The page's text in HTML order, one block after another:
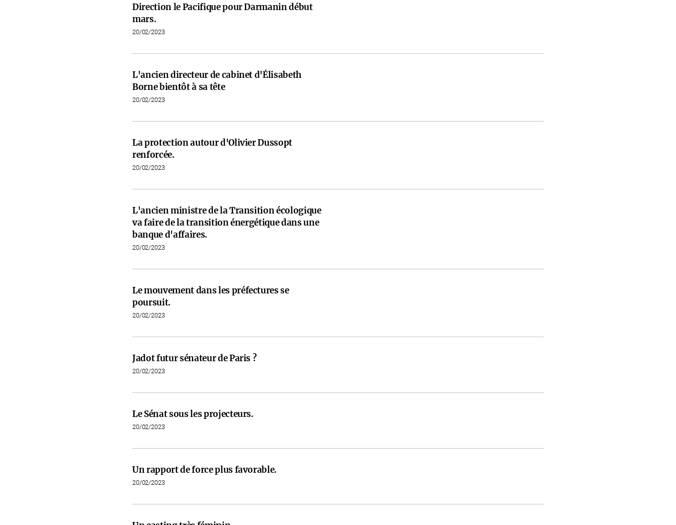
Direction le Pacifique pour Darmanin début
mars.
20/02/2023
L'ancien directeur de cabinet d'Élisabeth
Borne bientôt à sa tête
20/02/2023
La protection autour d'Olivier Dussopt
renforcée.
20/02/2023
L'ancien ministre de la Transition écologique
va faire de la transition énergétique dans une
banque d'affaires.
20/02/2023
Le mouvement dans les préfectures se
poursuit.
20/02/2023
Jadot futur sénateur de Paris ?
20/02/2023
Le Sénat sous les projecteurs.
20/02/2023
Un rapport de force plus favorable.
20/02/2023